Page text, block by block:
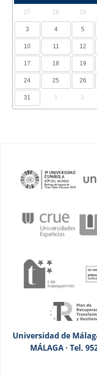
27 28 29
3 4 5
10 11 12
17 18 19
24 25 26
31 1 2
Universidad de
MÁLAGA · Tel.